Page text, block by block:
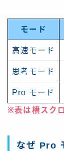
モード
高速モード
思考モード
Pro モード
※表は横スク
なぜ Pro